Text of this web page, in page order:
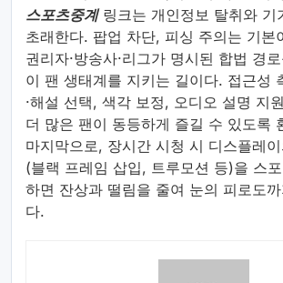
스포츠중계링크는 개인정보 탈취와 기
초래한다. 팝업 차단, 피싱 주의는 기본
권리자·방송사·리그가 명시된 합법 경
이 팬 생태계를 지키는 길이다. 접근성
·해설 선택, 색각 보정, 오디오 설명 지
더 많은 팬이 동등하게 즐길 수 있도록
마지막으로, 장시간 시청 시 디스플레
(블랙 프레임 삽입, 트루모션 등)을 스
하면 잔상과 떨림을 줄여 눈의 피로도
다.